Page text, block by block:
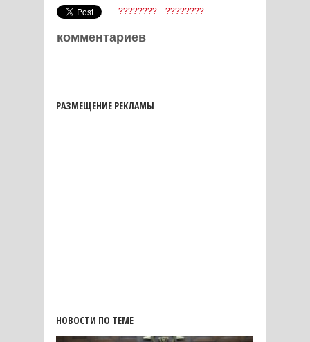
???????? ????????
комментариев
РАЗМЕЩЕНИЕ РЕКЛАМЫ
НОВОСТИ ПО ТЕМЕ